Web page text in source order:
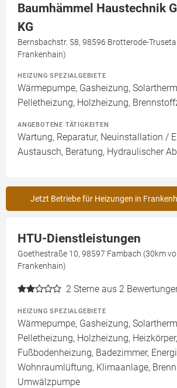
Baumhämmel Haustechnik
KG
Bernsbachstr. 58, 98596 Brotterode-
Frankenhain)
HEIZUNG SPEZIALGEBIETE
Wärmepumpe, Gasheizung,
Pelletheizung, Holzheizung,
ANGEBOTENE TÄTIGKEITEN
Wartung, Reparatur, Neuinstallation /
Austausch, Beratung, Hydraulischer
Jetzt Betriebe für Heizungen in
HTU-Dienstleistungen
Goethestraße 10, 98597 Fambach (30km
Frankenhain)
2 Sterne aus 2
HEIZUNG SPEZIALGEBIETE
Wärmepumpe, Gasheizung,
Pelletheizung, Holzheizung, Heizkörper,
Fußbodenheizung, Badezimmer,
Wohnraumlüftung, Klimaanlage,
Umwälzpumpe